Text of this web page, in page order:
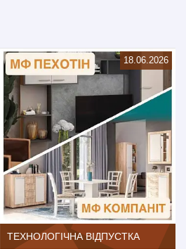
18.06.2026
ТЕХНОЛОГІЧНА ВІДПУСТКА